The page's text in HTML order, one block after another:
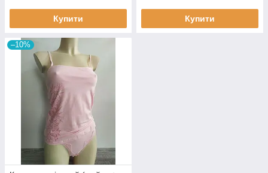
Купити Купити
–10%